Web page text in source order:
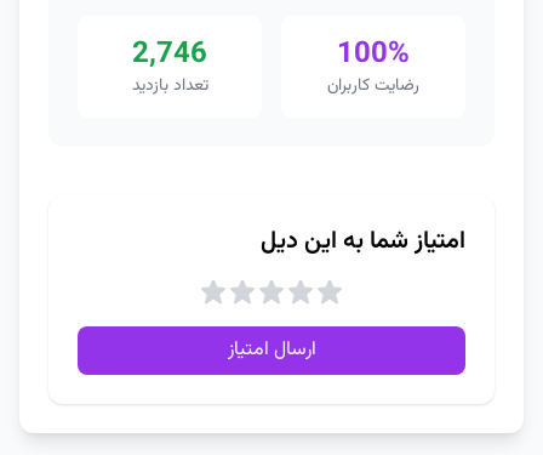
100%
رضایت کاربران
2,746
تعداد بازدید
امتیاز شما به این دیل
ارسال امتیاز